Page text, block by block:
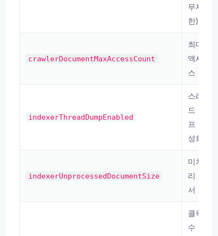
무제
한)
crawlerDocumentMaxAccessCount
최대
액세
스 수
indexerThreadDumpEnabled
스레
드 덤
프 활
성화
indexerUnprocessedDocumentSize
미처
리 문
서 수
클릭
수 카